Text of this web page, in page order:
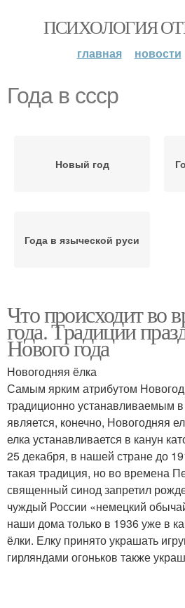
ПСИХОЛОГИЯ
главная новости
Года в ссср
Новый год
Года в языческой руси
Что происходит во
года. Традиции
Нового года
Новогодняя ёлка
Самым ярким атрибутом
традиционно устанавливаемым
является, конечно, Новогодняя
елка устанавливается в канун
25 декабря, в нашей стране до
такая традиция, но во времена
священный синод запретил
чуждый России «немецкий
наши дома только в 1936 уже в
ёлки. Елку принято украшать
гирляндами огоньков также